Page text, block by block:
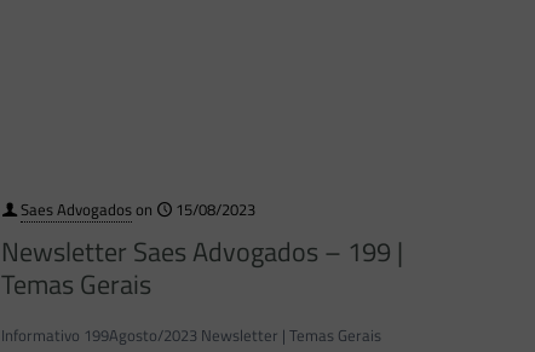
Saes Advogadoson 15/08/2023
Newsletter Saes Advogados – 199 |
Temas Gerais
Informativo 199Agosto/2023 Newsletter | Temas Gerais